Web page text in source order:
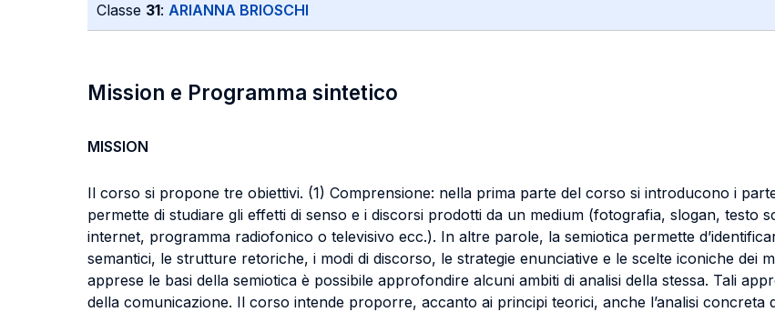
Classe 31: ARIANNA BRIOSCHI
Mission e Programma sintetico
MISSION
Il corso si propone tre obiettivi. (1) Comprensione: nella prima parte del corso si introducono i
permette di studiare gli effetti di senso e i discorsi prodotti da un medium (fotografia, slogan, testo
internet, programma radiofonico o televisivo ecc.). In altre parole, la semiotica permette
semantici, le strutture retoriche, i modi di discorso, le strategie enunciative e le scelte iconiche dei
apprese le basi della semiotica è possibile approfondire alcuni ambiti di analisi della stessa. Tali
della comunicazione. Il corso intende proporre, accanto ai principi teorici, anche l’analisi